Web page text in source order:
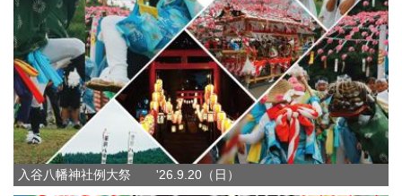
入谷八幡神社例大祭 '26.9.20（日）